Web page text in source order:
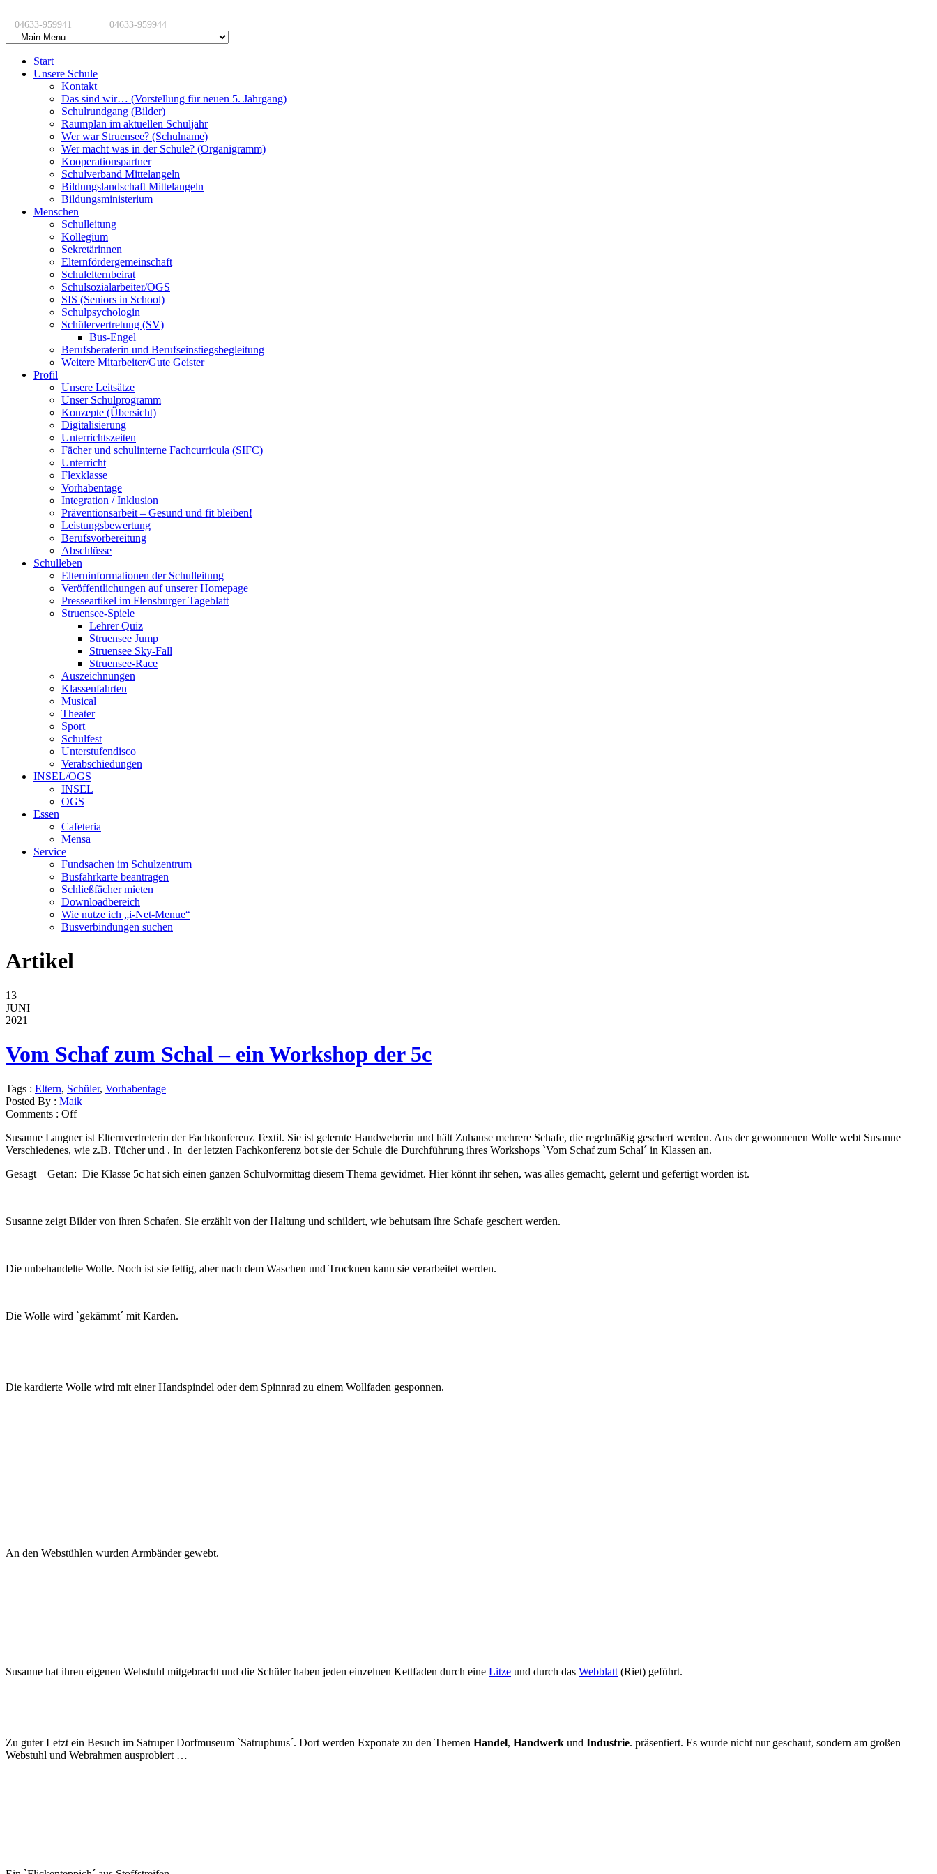
04633-959941 | 04633-959944
Start
Unsere Schule
Kontakt
Das sind wir… (Vorstellung für neuen 5. Jahrgang)
Schulrundgang (Bilder)
Raumplan im aktuellen Schuljahr
Wer war Struensee? (Schulname)
Wer macht was in der Schule? (Organigramm)
Kooperationspartner
Schulverband Mittelangeln
Bildungslandschaft Mittelangeln
Bildungsministerium
Menschen
Schulleitung
Kollegium
Sekretärinnen
Elternfördergemeinschaft
Schulelternbeirat
Schulsozialarbeiter/OGS
SIS (Seniors in School)
Schulpsychologin
Schülervertretung (SV)
Bus-Engel
Berufsberaterin und Berufseinstiegsbegleitung
Weitere Mitarbeiter/Gute Geister
Profil
Unsere Leitsätze
Unser Schulprogramm
Konzepte (Übersicht)
Digitalisierung
Unterrichtszeiten
Fächer und schulinterne Fachcurricula (SIFC)
Unterricht
Flexklasse
Vorhabentage
Integration / Inklusion
Präventionsarbeit – Gesund und fit bleiben!
Leistungsbewertung
Berufsvorbereitung
Abschlüsse
Schulleben
Elterninformationen der Schulleitung
Veröffentlichungen auf unserer Homepage
Presseartikel im Flensburger Tageblatt
Struensee-Spiele
Lehrer Quiz
Struensee Jump
Struensee Sky-Fall
Struensee-Race
Auszeichnungen
Klassenfahrten
Musical
Theater
Sport
Schulfest
Unterstufendisco
Verabschiedungen
INSEL/OGS
INSEL
OGS
Essen
Cafeteria
Mensa
Service
Fundsachen im Schulzentrum
Busfahrkarte beantragen
Schließfächer mieten
Downloadbereich
Wie nutze ich „i-Net-Menue“
Busverbindungen suchen
Artikel
13
JUNI
2021
Vom Schaf zum Schal – ein Workshop der 5c
Tags : Eltern, Schüler, Vorhabentage
Posted By : Maik
Comments : Off
Susanne Langner ist Elternvertreterin der Fachkonferenz Textil. Sie ist gelernte Handweberin und hält Zuhause mehrere Schafe, die regelmäßig geschert werden. Aus der gewonnenen Wolle webt Susanne
Verschiedenes, wie z.B. Tücher und . In der letzten Fachkonferenz bot sie der Schule die Durchführung ihres Workshops `Vom Schaf zum Schal´ in Klassen an.
Gesagt – Getan: Die Klasse 5c hat sich einen ganzen Schulvormittag diesem Thema gewidmet. Hier könnt ihr sehen, was alles gemacht, gelernt und gefertigt worden ist.
Susanne zeigt Bilder von ihren Schafen. Sie erzählt von der Haltung und schildert, wie behutsam ihre Schafe geschert werden.
Die unbehandelte Wolle. Noch ist sie fettig, aber nach dem Waschen und Trocknen kann sie verarbeitet werden.
Die Wolle wird `gekämmt´ mit Karden.
Die kardierte Wolle wird mit einer Handspindel oder dem Spinnrad zu einem Wollfaden gesponnen.
An den Webstühlen wurden Armbänder gewebt.
Susanne hat ihren eigenen Webstuhl mitgebracht und die Schüler haben jeden einzelnen Kettfaden durch eine Litze und durch das Webblatt (Riet) geführt.
Zu guter Letzt ein Besuch im Satruper Dorfmuseum `Satruphuus´. Dort werden Exponate zu den Themen Handel, Handwerk und Industrie. präsentiert. Es wurde nicht nur geschaut, sondern am großen
Webstuhl und Webrahmen ausprobiert …